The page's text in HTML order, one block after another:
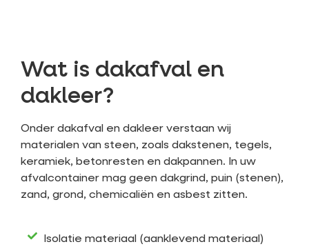
Wat is dakafval en
dakleer?
Onder dakafval en dakleer verstaan wij
materialen van steen, zoals dakstenen, tegels,
keramiek, betonresten en dakpannen. In uw
afvalcontainer mag geen dakgrind, puin (stenen),
zand, grond, chemicaliën en asbest zitten.
Isolatie materiaal (aanklevend materiaal)